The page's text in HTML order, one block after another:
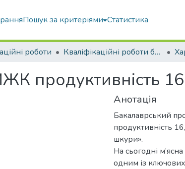
Пошук за критеріями Статистика
роботи Кваліфікаційні роботи бакалаврів
продуктивність
Анотація
Бaкалaврський
продуктивність
шкури».
На сьогодні
одним із ключових